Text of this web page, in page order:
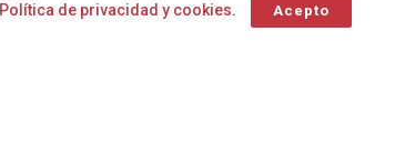
Política de privacidad y cookies. Acepto